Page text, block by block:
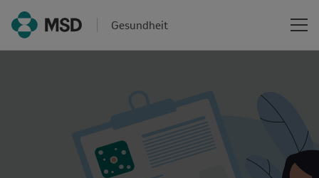
Gesundheit